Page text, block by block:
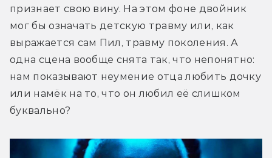
признает свою вину. На этом фоне двойник
мог бы означать детскую травму или, как
выражается сам Пил, травму поколения. А
одна сцена вообще снята так, что непонятно:
нам показывают неумение отца любить дочку
или намёк на то, что он любил её слишком
буквально?